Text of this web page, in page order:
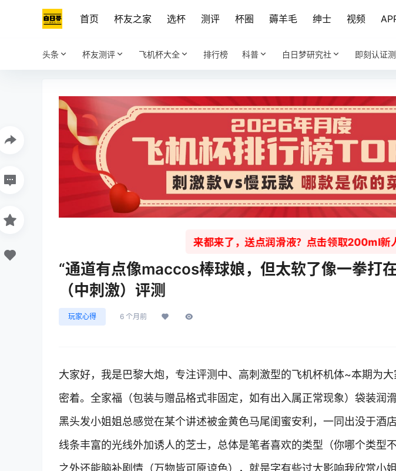
首页 杯友之家 选杯 测评 杯圈 薅羊毛 绅士 视频
头条 杯友测评 飞机杯大全 排行榜 科普 白日梦研究社 即刻认证
来都来了，送点润滑液？点击领取200ml新人
“通道有点像maccos棒球娘，但太软了像一拳打
（中刺激）评测
玩家心得 6 个月前
大家好，我是巴黎大炮，专注评测中、高刺激型的飞机杯机体~本期为
密着。全家福（包装与赠品格式非固定，如有出入属正常现象）袋装润
黑头发小姐姐总感觉在某个讲述被金黄色马尾闺蜜安利，一同出没于酒
线条丰富的光线外加诱人的芝士，总体是笔者喜欢的类型（你哪个类型
之外还能脑补剧情（万物皆可原谅色），就是字有些过大影响我欣赏小